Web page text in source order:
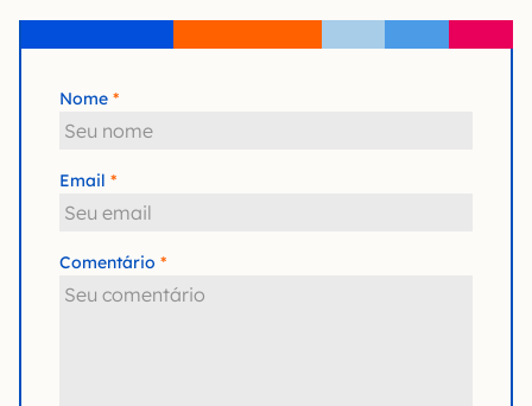
Nome
Email
Comentário